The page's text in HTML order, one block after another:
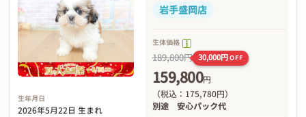
生年月日
2026年5月22日 生まれ
岩手盛岡店
生体価格
189,800円 30,000円OFF
159,800円
（税込：175,780円）
別途 安心パック代